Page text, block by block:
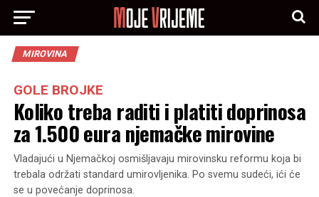
MIROVINA
GOLE BROJKE
Koliko treba raditi i platiti doprinosa
za 1.500 eura njemačke mirovine
Vladajući u Njemačkoj osmišljavaju mirovinsku reformu koja bi
trebala održati standard umirovljenika. Po svemu sudeći, ići će
se u povećanje doprinosa.